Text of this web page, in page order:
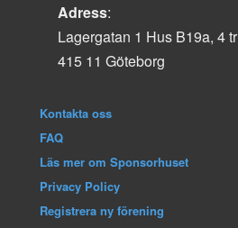
Adress:
Lagergatan 1 Hus B19a, 4 tr
415 11 Göteborg
Kontakta oss
FAQ
Läs mer om Sponsorhuset
Privacy Policy
Registrera ny förening